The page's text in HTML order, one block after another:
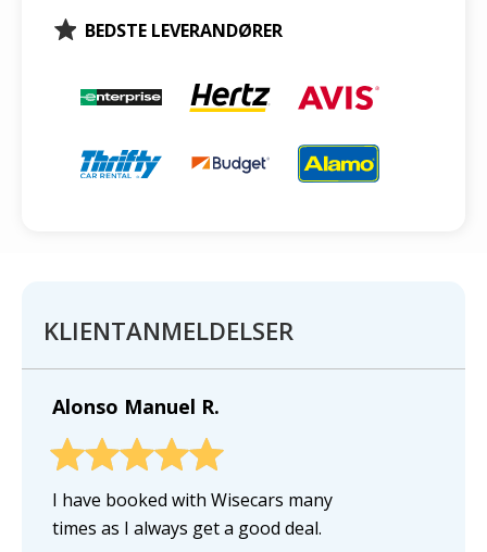
BEDSTE LEVERANDØRER
KLIENTANMELDELSER
Alonso Manuel R.
I have booked with Wisecars many
times as I always get a good deal.